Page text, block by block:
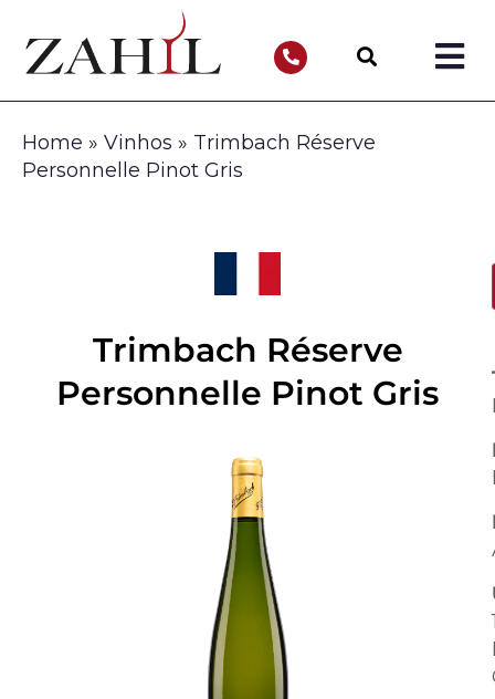
Home » Vinhos » Trimbach Réserve
Personnelle Pinot Gris
Trimbach Réserve
Personnelle Pinot Gris